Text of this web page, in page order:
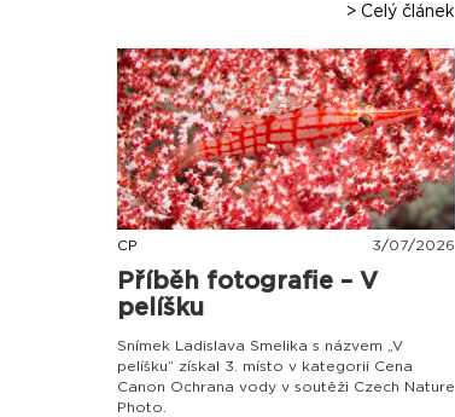
> Celý článek
CP 3/07/2026
Příběh fotografie – V
pelíšku
Snímek Ladislava Smelika s názvem „V
pelíšku“ získal 3. místo v kategorii Cena
Canon Ochrana vody v soutěži Czech Nature
Photo.